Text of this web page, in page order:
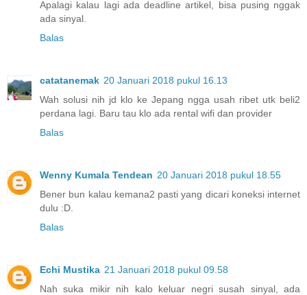
Apalagi kalau lagi ada deadline artikel, bisa pusing nggak
ada sinyal.
Balas
catatanemak 20 Januari 2018 pukul 16.13
Wah solusi nih jd klo ke Jepang ngga usah ribet utk beli2
perdana lagi. Baru tau klo ada rental wifi dan provider
Balas
Wenny Kumala Tendean 20 Januari 2018 pukul 18.55
Bener bun kalau kemana2 pasti yang dicari koneksi internet
dulu :D.
Balas
Echi Mustika 21 Januari 2018 pukul 09.58
Nah suka mikir nih kalo keluar negri susah sinyal, ada